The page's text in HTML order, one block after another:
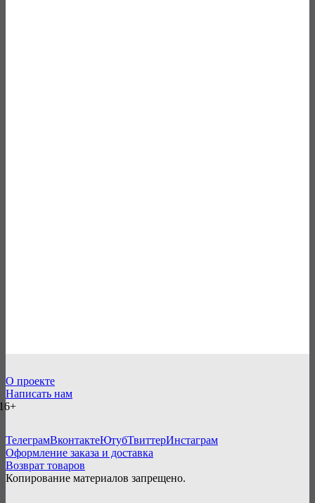
О проекте
Написать нам
ТелеграмВконтактеЮтубТвиттерИнстаграм
Оформление заказа и доставка
Возврат товаров
Копирование материалов запрещено.